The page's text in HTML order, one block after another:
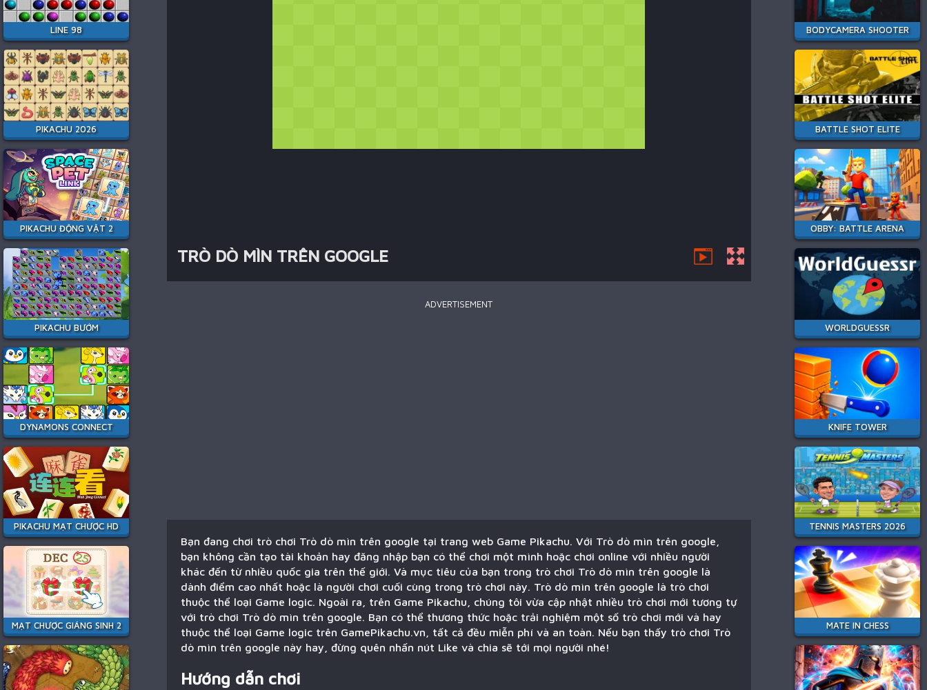
LINE 98
PIKACHU 2026
PIKACHU ĐỘNG VẬT 2
PIKACHU BƯỚM
DYNAMONS CONNECT
PIKACHU MẠT CHƯỢC HD
MẠT CHƯỢC GIÁNG SINH 2
TRÒ DÒ MÌN TRÊN GOOGLE
ADVERTISEMENT
Bạn đang chơi trò chơi Trò dò mìn trên google tại trang web Game Pikachu. Với Trò dò mìn trên google,
bạn không cần tạo tài khoản hay đăng nhập bạn có thể chơi một mình hoặc chơi online với nhiều người
khác đến từ nhiều quốc gia trên thế giới. Và mục tiêu của bạn trong trò chơi Trò dò mìn trên google là
dành điểm cao nhất hoặc là người chơi cuối cùng trong trò chơi này. Trò dò mìn trên google là trò chơi
thuộc thể loại Game logic. Ngoài ra, trên Game Pikachu, chúng tôi vừa cập nhật nhiều trò chơi mới tương tự
với trò chơi Trò dò mìn trên google. Bạn có thể thương thức hoặc trải nghiệm một số trò chơi mới và hay
thuộc thể loại Game logic trên GamePikachu.vn, tất cả đều miễn phí và an toàn. Nếu bạn thấy trò chơi Trò
dò mìn trên google này hay, đừng quên nhấn nút Like và chia sẽ tới mọi người nhé!
Hướng dẫn chơi
BODYCAMERA SHOOTER
BATTLE SHOT ELITE
OBBY: BATTLE ARENA
WORLDGUESSR
KNIFE TOWER
TENNIS MASTERS 2026
MATE IN CHESS